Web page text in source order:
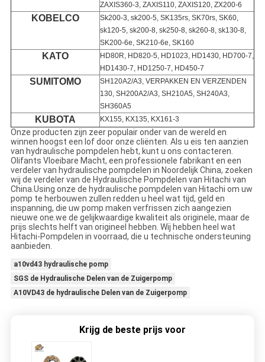
ZAXIS360-3, ZAXIS110, ZAXIS120, ZX200-6
KOBELCO
Sk200-3, sk200-5, SK135rs, SK70rs, SK60,
sk120-5, sk200-8, sk250-8, sk260-8, sk130-8,
SK200-6e, SK210-6e, SK160
KATO
HD80R, HD820-5, HD1023, HD1430, HD700-7,
HD1430-7, HD1250-7, HD450-7
SUMITOMO
SH120A2/A3, VERPAKKEN EN VERZENDEN
130, SH200A2/A3, SH210A5, SH240A3,
SH360A5
KUBOTA KX155, KX135, KX161-3
Onze producten zijn zeer populair onder van de wereld en
winnen hoogst een lof door onze cliënten. Als u eis ten aanzien
van hydraulische pompdelen hebt, kunt u ons contacteren.
Olifants Vloeibare Macht, een professionele fabrikant en een
verdeler van hydraulische pompdelen in Noordelijk China, zoeken
wij de verdeler van de Hydraulische Pompdelen van Hitachi van
China.Using onze de hydraulische pompdelen van Hitachi om uw
pomp te herbouwen zullen redden u heel wat tijd, geld en
inspanning, die uw pomp maken verfrissen zich aangezien
nieuwe one.we de gelijkwaardige kwaliteit als originele, maar de
prijs slechts helft van origineel hebben. Wij hebben heel wat
Hitachi-Pompdelen in voorraad, die u technische ondersteuning
aanbieden.
a10vd43 hydraulische pomp
SGS de Hydraulische Delen van de Zuigerpomp
A10VD43 de hydraulische Delen van de Zuigerpomp
Krijg de beste prijs voor